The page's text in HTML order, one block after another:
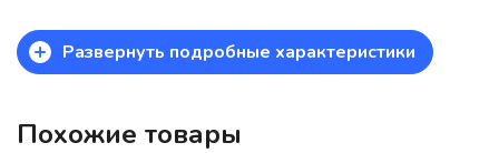
+ Развернуть подробные характеристики
Похожие товары